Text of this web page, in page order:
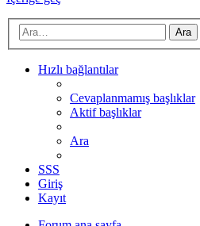
Ara
Hızlı bağlantılar
Cevaplanmamış başlıklar
Aktif başlıklar
Ara
SSS
Giriş
Kayıt